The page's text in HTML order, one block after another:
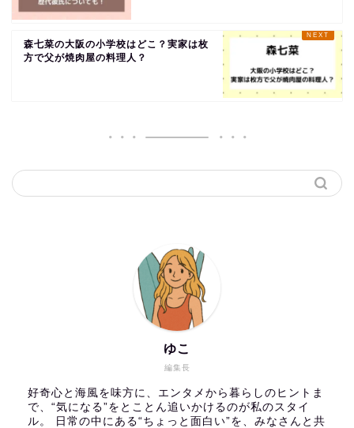
森七菜の大阪の小学校はどこ？実家は枚
方で父が焼肉屋の料理人？
編集長
ゆこ
好奇心と海風を味方に、エンタメから暮らしのヒントま
で、“気になる”をとことん追いかけるのが私のスタイ
ル。 日常の中にある“ちょっと面白い”を、みなさんと共